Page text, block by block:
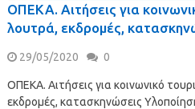
ΟΠΕΚΑ. Αιτήσεις για
λουτρά, εκδρομές,
29/05/2020 0
ΟΠΕΚΑ. Αιτήσεις για κοινωνικό
εκδρομές, κατασκηνώσεις